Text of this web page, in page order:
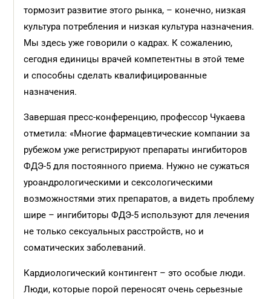
тормозит развитие этого рынка, – конечно, низкая
культура потребления и низкая культура назначения.
Мы здесь уже говорили о кадрах. К сожалению,
сегодня единицы врачей компетентны в этой теме
и способны сделать квалифицированные
назначения.
Завершая пресс-конференцию, профессор Чукаева
отметила: «Многие фармацевтические компании за
рубежом уже регистрируют препараты ингибиторов
ФДЭ-5 для постоянного приема. Нужно не сужаться
уроандрологическими и сексологическими
возможностями этих препаратов, а видеть проблему
шире – ингибиторы ФДЭ-5 используют для лечения
не только сексуальных расстройств, но и
соматических заболеваний.
Кардиологический контингент – это особые люди.
Люди, которые порой переносят очень серьезные